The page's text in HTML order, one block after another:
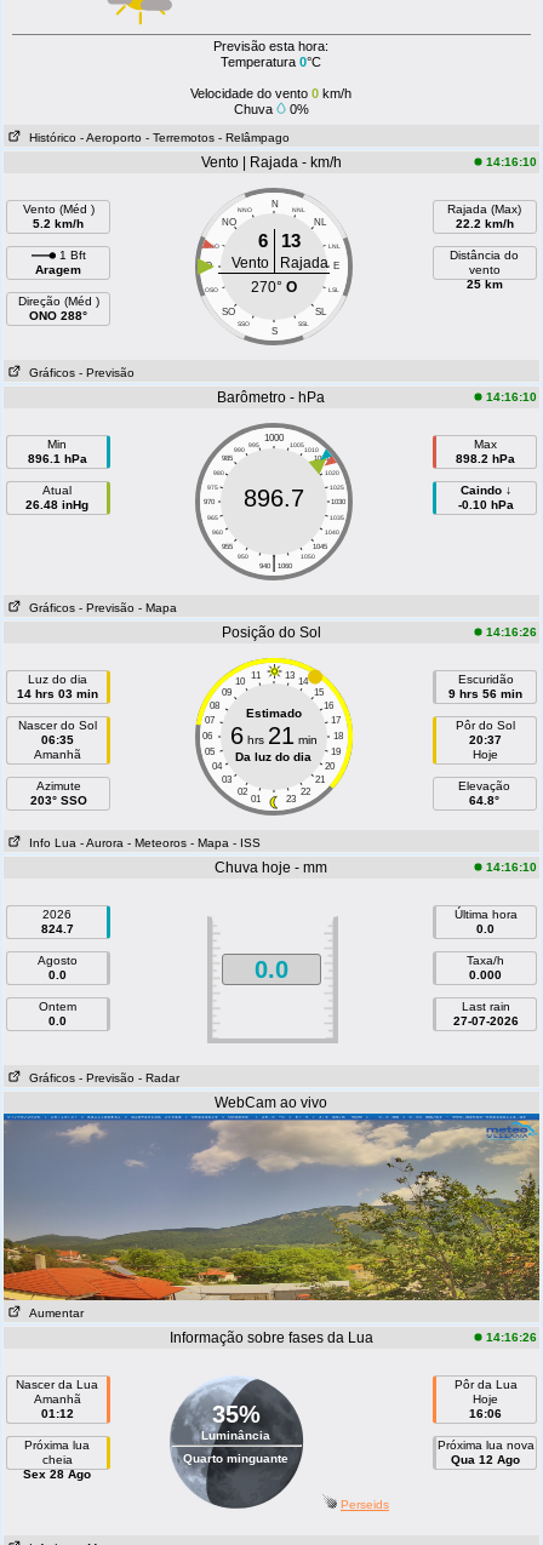
Previsão esta hora:
Temperatura0°C
Velocidade do vento 0 km/h
Chuva
0%
Histórico - Aeroporto - Terremotos - Relâmpago
Vento | Rajada - km/h 14:16:10
Vento (Méd )
5.2 km/h
1 Bft
Aragem
Direção (Méd )
ONO 288°
N
NNO NNL
NO NL
ONO LNL
O E
OSO LSL
SO SL
SSO SSL
S
6 13
Vento
Rajada
270° O
Rajada (Max)
22.2 km/h
Distância do
vento
25 km
Gráficos - Previsão
Barômetro - hPa 14:16:10
Min
896.1 hPa
Atual
26.48 inHg
1000
995 1005
990
1010
985
1015
980
1020
975
1025
970
1030
965
1035
960
1040
955
1045
950
1050
|
940 1060
896.7
Max
898.2 hPa
Caindo ↓
-0.10 hPa
Gráficos - Previsão - Mapa
Posição do Sol 14:16:26
Luz do dia
14 hrs 03 min
Nascer do Sol
06:35
Amanhã
Azimute
203° SSO
11 13
10
14
09
15
08
16
07
17
06
18
05
19
04
20
03
21
02
22
01 23
Estimado
6hrs 21 min
Da luz do dia
Escuridão
9 hrs 56 min
Pôr do Sol
20:37
Hoje
Elevação
64.8°
Info Lua - Aurora - Meteoros - Mapa - ISS
Chuva hoje - mm 14:16:10
2026
824.7
Agosto
0.0
Ontem
0.0
0.0
Última hora
0.0
Taxa/h
0.000
Last rain
27-07-2026
Gráficos - Previsão - Radar
WebCam ao vivo
Aumentar
Informação sobre fases da Lua 14:16:26
Nascer da Lua
Amanhã
01:12
Próxima lua
cheia
Sex 28 Ago
35%
Luminância
Quarto minguante
Pôr da Lua
Hoje
16:06
Próxima lua nova
Qua 12 Ago
Perseids